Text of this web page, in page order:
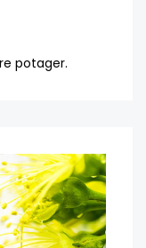
potager.